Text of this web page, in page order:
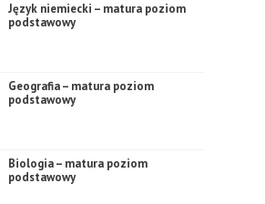
Język niemiecki – matura poziom
podstawowy
Geografia – matura poziom
podstawowy
Biologia – matura poziom
podstawowy